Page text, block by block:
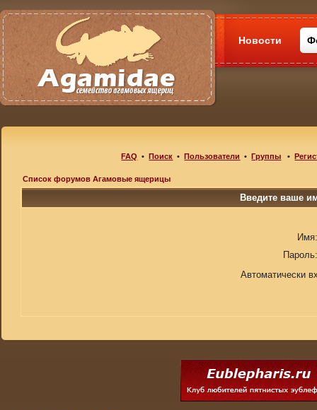
Новости
FAQ •Поиск •Пользователи •Группы •
Список форумов Агамовые ящерицы
Введите ваше
Имя:
Пароль:
Автоматически